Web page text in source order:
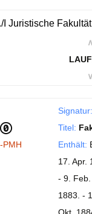
I Juristische
∧
∨
PMH
Signatur:
Titel:
Enthält:
17. Apr.
- 9.
1883. -